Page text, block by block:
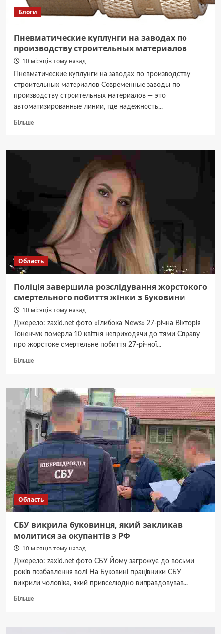
Блоги
Пневматические куплунги на заводах по
производству строительных материалов
10 місяців тому назад
Пневматические куплунги на заводах по производству
строительных материалов Современные заводы по
производству строительных материалов — это
автоматизированные линии, где надежность...
БільшеДокладніше
куплунги
строительных
материалов
Область
Поліція завершила розслідування жорстокого
смертельного побиття жінки з Буковини
10 місяців тому назад
Джерело: zaxid.net фото «Глибока News» 27-річна Вікторія
Тоненчук померла 10 квітня неприходячи до тями Справу
про жорстоке смертельне побиття 27-річної...
БільшеДокладніше
завершила
розслідування
жорстокого
смертельного
побиття
жінки
з
Буковини
Область
СБУ викрила буковинця, який закликав
молитися за окупантів з РФ
10 місяців тому назад
Джерело: zaxid.net фото СБУ Йому загрожує до восьми
років позбавлення волі На Буковині працівники СБУ
викрили чоловіка, який привселюдно виправдовував...
БільшеДокладніше
викрила